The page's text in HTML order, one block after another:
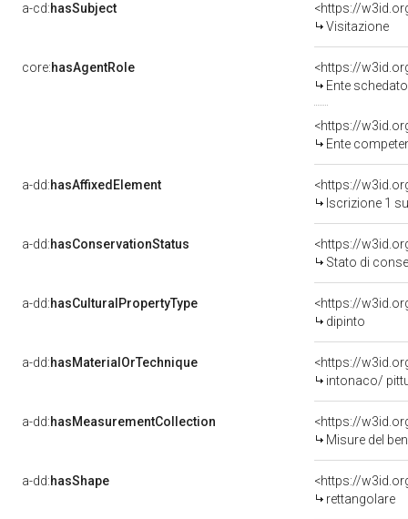
a-cd:hasSubject
<https://
Visitazione
core:hasAgentRole
<https://
Ente schedatore
<https://
Ente competente per
a-dd:hasAffixedElement
<https://
Iscrizione 1
a-dd:hasConservationStatus
<https://
Stato di
a-dd:hasCulturalPropertyType
<https://
dipinto
a-dd:hasMaterialOrTechnique
<https://
intonaco/
a-dd:hasMeasurementCollection
<https://
Misure del
a-dd:hasShape
<https://
rettangolare